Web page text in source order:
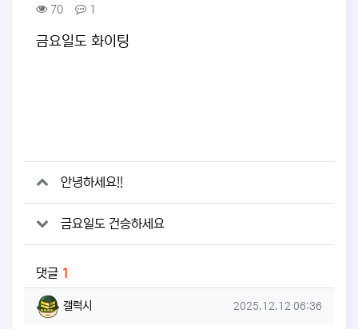
컨텐츠 정보
70조회 1
본문
금요일도 화이팅
관련자료
안녕하세요!!
금요일도 건승하세요
댓글 1
갤럭시님의 댓글
갤럭시 작성일
2025.12.12 06:36